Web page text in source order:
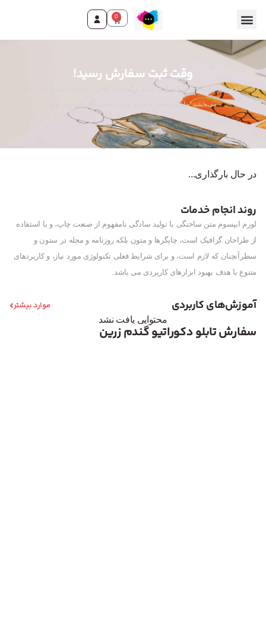
0
وقت ثبت سفارش رسید!
تابلو دکوراتیو گندم زرین با طراحی لوکس و گندم‌های طلایی، جلوه‌ای شیک به دکور شما
می‌بخشد. مناسب نشیمن و فضای مدرن. کیفیت بالا، چاپ روی بوم.
در حال بارگذاری...
روند انجام خدمات
لورم ایپسوم متن ساختگی با تولید سادگی نامفهوم از صنعت چاپ، و با استفاده
از طراحان گرافیک است، چاپگرها و متون بلکه روزنامه و مجله در ستون و
سطرآنچنان که لازم است، و برای شرایط فعلی تکنولوژی مورد نیاز، و کاربردهای
متنوع با هدف بهبود ابزارهای کاربردی می باشد.
آموزش‌های کاربردی موارد بیشتر
محتوایی یافت نشد
سفارش تابلو دکوراتیو گندم زرین